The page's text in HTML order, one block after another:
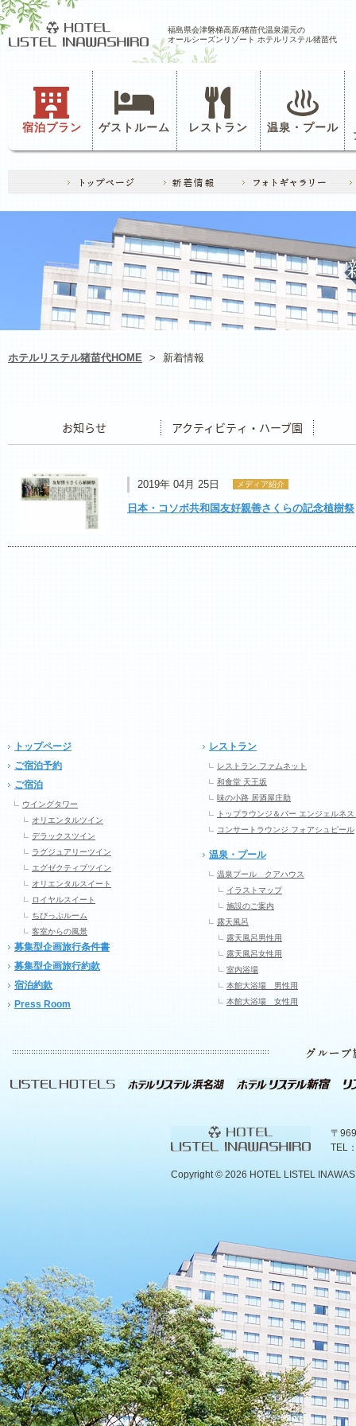
福島県会津磐梯高原/猪苗代温泉湯元の
オールシーズンリゾート ホテルリステル猪苗代
宿泊プラン ゲストルーム レストラン 温泉・プール
ホテルリステル猪苗代HOME > 新着情報
2019年 04月 25日 メディア紹介
日本・コソボ共和国友好親善さくらの記念植樹祭
トップページ
ご宿泊予約
ご宿泊
ウイングタワー
オリエンタルツイン
デラックスツイン
ラグジュアリーツイン
エグゼクティブツイン
オリエンタルスイート
ロイヤルスイート
ちびっぷルーム
客室からの風景
募集型企画旅行条件書
募集型企画旅行約款
宿泊約款
Press Room
レストラン
レストラン ファムネット
和食堂 天王坂
味の小路 居酒屋庄助
トップラウンジ＆バー エンジェルネス
コンサートラウンジ フォアシュピール
温泉・プール
温泉プール クアハウス
イラストマップ
施設のご案内
露天風呂
露天風呂男性用
露天風呂女性用
室内浴場
本館大浴場 男性用
本館大浴場 女性用
〒
TEL
Copyright © 2026 HOTEL LISTEL